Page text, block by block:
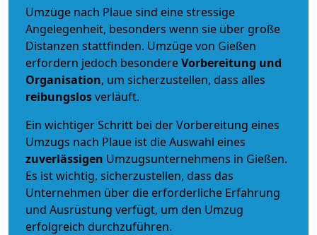
Umzüge nach Plaue sind eine stressige
Angelegenheit, besonders wenn sie über große
Distanzen stattfinden. Umzüge von Gießen
erfordern jedoch besondereVorbereitung und
Organisation, um sicherzustellen, dass alles
reibungslosverläuft.
Ein wichtiger Schritt bei der Vorbereitung eines
Umzugs nach Plaue ist die Auswahl eines
zuverlässigen Umzugsunternehmens in Gießen.
Es ist wichtig, sicherzustellen, dass das
Unternehmen über die erforderliche Erfahrung
und Ausrüstung verfügt, um den Umzug
erfolgreich durchzuführen.